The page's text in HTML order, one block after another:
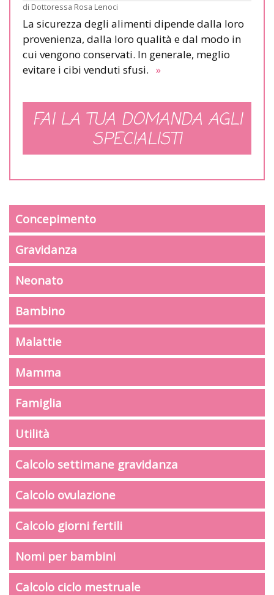
di Dottoressa Rosa Lenoci
La sicurezza degli alimenti dipende dalla loro
provenienza, dalla loro qualità e dal modo in
cui vengono conservati. In generale, meglio
evitare i cibi venduti sfusi. »
FAI LA TUA DOMANDA AGLI
SPECIALISTI
Concepimento
Gravidanza
Neonato
Bambino
Malattie
Mamma
Famiglia
Utilità
Calcolo settimane gravidanza
Calcolo ovulazione
Calcolo giorni fertili
Nomi per bambini
Calcolo ciclo mestruale